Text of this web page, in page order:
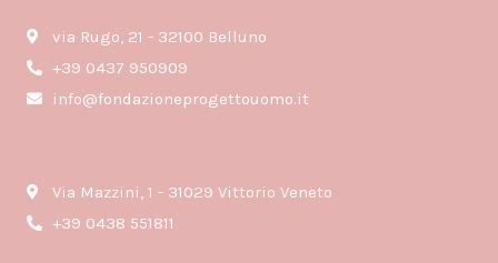
via Rugo, 21 - 32100 Belluno
+39 0437 950909
info@fondazioneprogettouomo.it
Via Mazzini, 1 - 31029 Vittorio Veneto
+39 0438 551811